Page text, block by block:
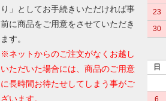
り」としてお手続きいただければ事
前に商品をご用意をさせていただき
ます。
※ネットからのご注文がなくお越し
いただいた場合には、商品のご用意
に長時間お待たせしてしまう事がご
ざいます。
23
30
日
6